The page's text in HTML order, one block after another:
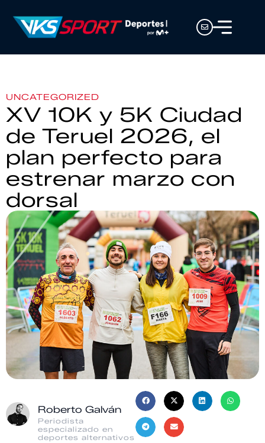
UNCATEGORIZED
XV 10K y 5K Ciudad
de Teruel 2026, el
plan perfecto para
estrenar marzo con
dorsal
Roberto Galván
Periodista
especializado en
deportes alternativos